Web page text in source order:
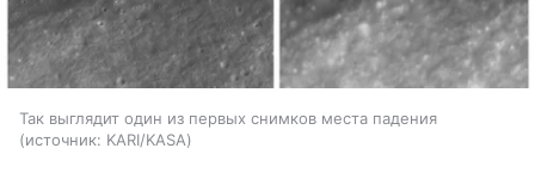
Так выглядит один из первых снимков места падения
источник: KARI/KASA